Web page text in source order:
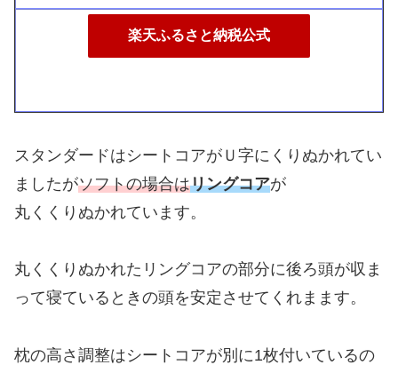
楽天ふるさと納税公式
スタンダードはシートコアがＵ字にくりぬかれてい
ましたがソフトの場合はリングコアが
丸くくりぬかれています。
丸くくりぬかれたリングコアの部分に後ろ頭が収ま
って寝ているときの頭を安定させてくれまます。
枕の高さ調整はシートコアが別に1枚付いているの